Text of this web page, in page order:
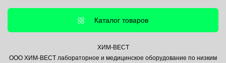
Информация о доставке
Политика безопасности
Каталог товаров
ХИМ-ВЕСТ
ООО ХИМ-ВЕСТ лабораторное и медицинское оборудование по низким